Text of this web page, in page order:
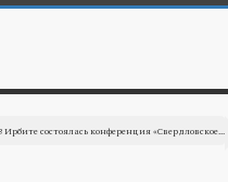
Ирбите состоялась конференция «Свердловское...